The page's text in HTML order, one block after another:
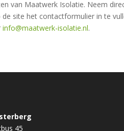
van Maatwerk Isolatie. Neem
site het contactformulier in te
info@maatwerk-isolatie.nl.
45